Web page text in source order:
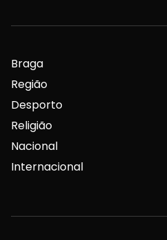
Braga
Região
Desporto
Religião
Nacional
Internacional